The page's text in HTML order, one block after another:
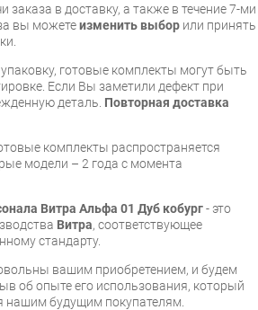
в доставку, а также в течение 7-ми
вы можетеизменить выбор или принять
готовые комплекты могут быть
Если Вы заметили дефект при
деталь. Повторная доставка
комплекты распространяется
модели – 2 года с момента
Витра Альфа 01 Дуб кобург- это
Витра, соответствующее
стандарту.
вашим приобретением, и будем
об опыте его использования, который
нашим будущим покупателям.